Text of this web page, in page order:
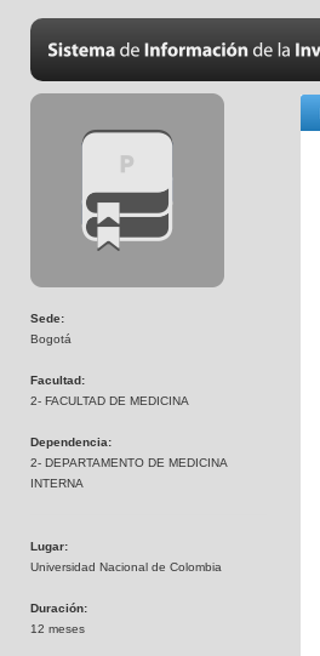
Sede:
Bogotá
Facultad:
2- FACULTAD DE MEDICINA
Dependencia:
2- DEPARTAMENTO DE MEDICINA
INTERNA
Lugar:
Universidad Nacional de Colombia
Duración:
12 meses